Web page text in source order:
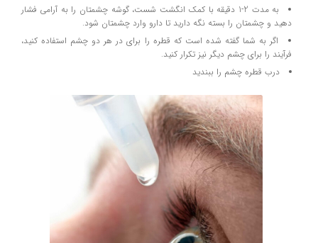
به مدت 2-1 دقیقه با کمک انگشت شست، گوشه چشمتان را به آرامی فشار
دهید و چشمتان را بسته نگه دارید تا دارو وارد چشمتان شود.
اگر به شما گفته شده است که قطره را برای در هر دو چشم استفاده کنید،
فرآیند را برای چشم دیگر نیز تکرار کنید.
درب قطره چشم را ببندید